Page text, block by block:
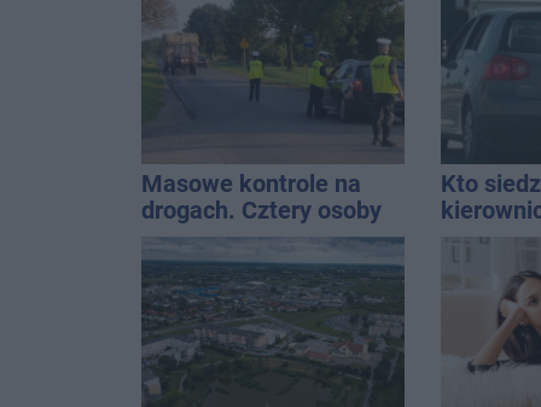
Masowe kontrole na
drogach. Cztery osoby
prowadziły po alkoholu
Kto